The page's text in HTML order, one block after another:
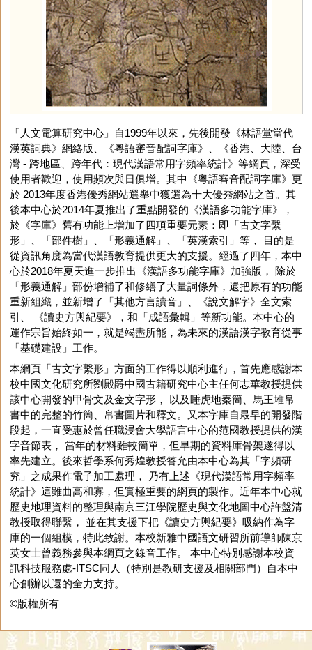
「人文電算研究中心」自1999年以來，先後開發《林語堂當代
漢英詞典》網絡版、《粵語審音配詞字庫》、《香港、大陸、台
灣 - 跨地區、跨年代：現代漢語常用字頻率統計》等網頁，深受
使用者歡迎，使用頻次與日俱增。其中《粵語審音配詞字庫》更
於 2013年度香港優秀網站選舉中獲選為十大優秀網站之首。其
後本中心於2014年夏推出了重點開發的《漢語多功能字庫》，
於《字庫》舊有功能上增加了四項重要元素：即「古文字繫
形」、「部件樹」、「形義通解」、「英漢索引」等， 目的是
從資訊角度為當代漢語教育提供更大的支援。經過了四年，本中
心於2018年夏天進一步推出《漢語多功能字庫》加強版， 除於
「形義通解」部份增補了和修繕了大量詞條外，還把原有的功能
重新組織，並新增了「其他方言讀音」、《說文解字》全文索
引、 《讀史方輿紀要》，和「成語彙輯」等新功能。本中心的
運作宗旨始終如一，就是竭盡所能，為未來的漢語漢字教育從事
「基礎建設」工作。
本網頁「古文字繫形」方面的工作得以順利進行，首先應感謝本
校中國文化研究所劉殿爵中國古籍研究中心主任何志華教授提供
該中心開發的甲骨文及金文字形， 以及睡虎地秦簡、馬王堆帛
書中的完整的竹簡、帛書圖片和釋文。又本字庫自最早的開發階
段起，一直受惠於曾任職浸會大學語言中心的范國教授提供的漢
字音節表， 當年的材料雖較簡單，但早期的資料庫骨架遂得以
率先建立。後來哲學系何秀煌教授答允由本中心為其「字頻研
究」之成果作電子加工處理， 乃有上述《現代漢語常用字頻率
統計》這雖曲高和寡，但實極重要的網頁的製作。近年本中心就
歷史地理資料的整理與南京三江學院歷史與文化地圖中心許盤清
教授取得聯繫， 並在其支援下把《讀史方輿紀要》吸納作為字
庫的一個組模，特此致謝。本校新雅中國語文研習所前導師陳京
英女士曾義務參與本網頁之錄音工作。 本中心特別感謝本校資
訊科技服務處-ITSC同人（特別是教研支援及相關部門）自本中
心創辦以還的全力支持。
©版權所有